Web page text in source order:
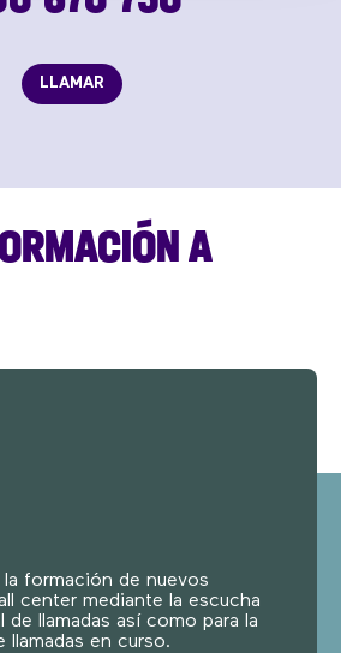
LLAMAR
A
formación de nuevos
center mediante la escucha
de llamadas así como para la
llamadas en curso.